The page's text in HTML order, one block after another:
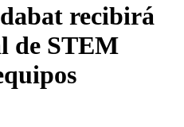
recibirá
de STEM